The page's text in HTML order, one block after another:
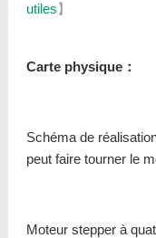
utiles】
Carte physique：
Schéma de
peut faire tourner le
Moteur stepper à